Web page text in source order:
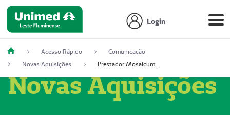
Login
Acesso Rápido
Comunicação
Novas Aquisições
Prestador Mosaicum Espaço Clínico Eireli (51004355-5)
Novas Aquisições